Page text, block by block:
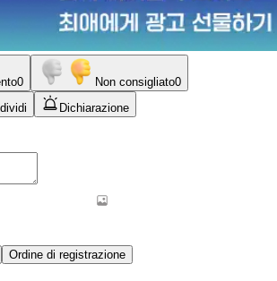
0 Non consigliato0
Dichiarazione
Ordine di registrazione